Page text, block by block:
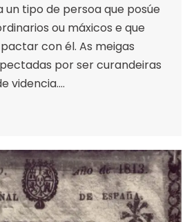
un tipo de persoa que posúe
ou máxicos e que
con él. As meigas
por ser curandeiras
videncia.…